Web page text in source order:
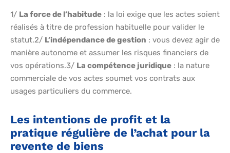
1/ La force de l’habitude : la loi exige que les actes soient
réalisés à titre de profession habituelle pour valider le
statut.2/ L’indépendance de gestion : vous devez agir de
manière autonome et assumer les risques financiers de
vos opérations.3/ La compétence juridique : la nature
commerciale de vos actes soumet vos contrats aux
usages particuliers du commerce.
Les intentions de profit et la
pratique régulière de l’achat pour la
revente de biens